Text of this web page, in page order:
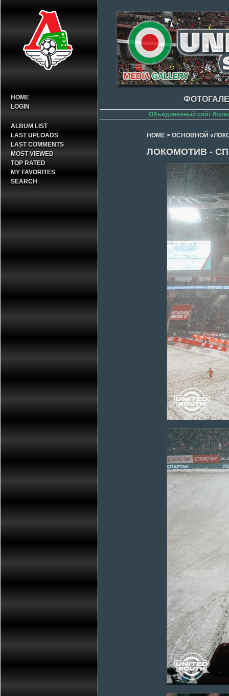
HOME
LOGIN
ALBUM LIST
LAST UPLOADS
LAST COMMENTS
MOST VIEWED
TOP RATED
MY FAVORITES
SEARCH
Объединённый сайт
HOME> ОСНОВНОЙ
ЛОКОМОТИВ -